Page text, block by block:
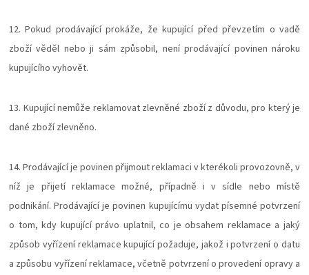
12. Pokud prodávající prokáže, že kupující před převzetím o vadě
zboží věděl nebo ji sám způsobil, není prodávající povinen nároku
kupujícího vyhovět.
13. Kupující nemůže reklamovat zlevněné zboží z důvodu, pro který je
dané zboží zlevněno.
14. Prodávající je povinen přijmout reklamaci v kterékoli provozovně, v
níž je přijetí reklamace možné, případně i v sídle nebo místě
podnikání. Prodávající je povinen kupujícímu vydat písemné potvrzení
o tom, kdy kupující právo uplatnil, co je obsahem reklamace a jaký
způsob vyřízení reklamace kupující požaduje, jakož i potvrzení o datu
a způsobu vyřízení reklamace, včetně potvrzení o provedení opravy a